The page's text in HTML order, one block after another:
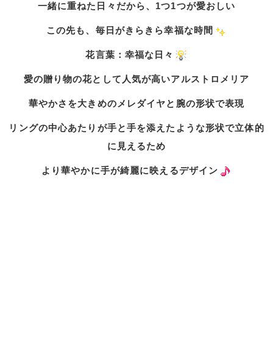
一緒に重ねた日々だから、1つ1つが愛おしい
この先も、毎日がきらきら幸福な時間
花言葉：幸福な日々
愛の贈り物の花として人気が高いアルストロメリア
華やかさを大きめのメレダイヤと腕の形状で表現
リングの中心あたりが手と手を添えたような形状で立体的
に見えるため
より華やかに手が綺麗に映えるデザイン